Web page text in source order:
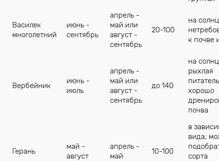
Василек
многолетний
июнь -
сентябрь
апрель -
май или
август -
сентябрь
20-100
на
к почве
Вербейник
июнь -
июль
апрель -
май или
август -
сентябрь
до 140
на
рыхлая
хорошо
почва
Герань
май -
август
апрель -
май
10-100
в
вида;
сорта